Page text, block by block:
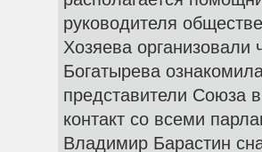
руководителя
Хозяева
Богатырева
представители Союза
контакт со всеми
Владимир Барастин